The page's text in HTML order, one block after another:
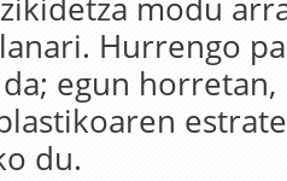
modu
Hurrengo
egun
du.